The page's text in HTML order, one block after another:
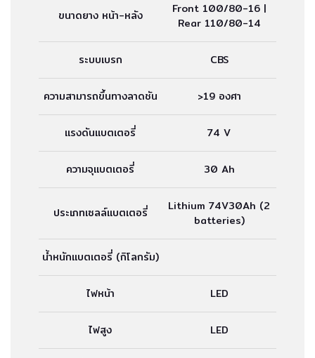
ขนาดยาง หน้า-หลัง
Front 100/80-16 |
Rear 110/80-14
ระบบเบรก CBS
ความสามารถขึ้นทางลาดชัน >19 องศา
แรงดันแบตเตอรี่ 74 V
ความจุแบตเตอรี่ 30 Ah
ประเภทเซลล์แบตเตอรี่
Lithium 74V30Ah (2
batteries)
น้ำหนักแบตเตอรี่ (กิโลกรัม)
ไฟหน้า LED
ไฟสูง LED